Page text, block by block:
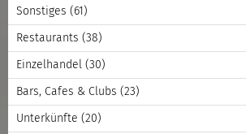
Sonstiges (61)
Restaurants (38)
Einzelhandel (30)
Bars, Cafes & Clubs (23)
Unterkünfte (20)